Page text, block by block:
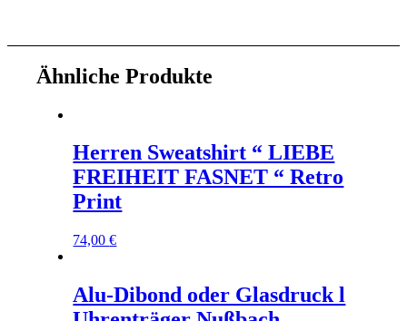
Ähnliche Produkte
Herren Sweatshirt “ LIEBE
FREIHEIT FASNET “ Retro
Print
74,00€
Alu-Dibond oder Glasdruck l